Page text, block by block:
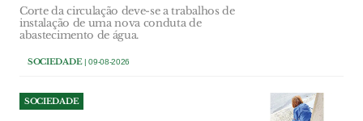
Corte da circulação deve-se a trabalhos de
instalação de uma nova conduta de
abastecimento de água.
SOCIEDADE| 09-08-2026
SOCIEDADE